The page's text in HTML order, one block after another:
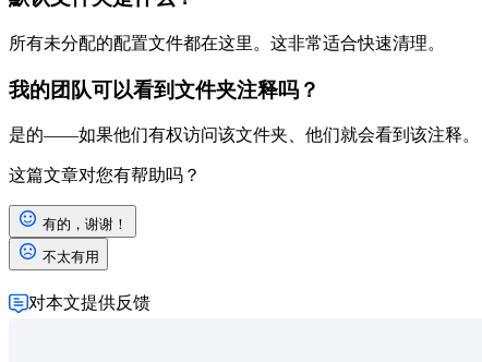
所有未分配的配置文件都在这里。这非常适合快速清理。
我的团队可以看到文件夹注释吗？
是的——如果他们有权访问该文件夹、他们就会看到该注释。
这篇文章对您有帮助吗？
有的，谢谢！
不太有用
对本文提供反馈